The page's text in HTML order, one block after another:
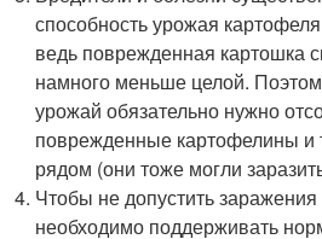
способность урожая
ведь поврежденная картошка
намного меньше целой.
урожай обязательно нужно
поврежденные картофелины и
рядом (они тоже могли
Чтобы не допустить
необходимо поддерживать